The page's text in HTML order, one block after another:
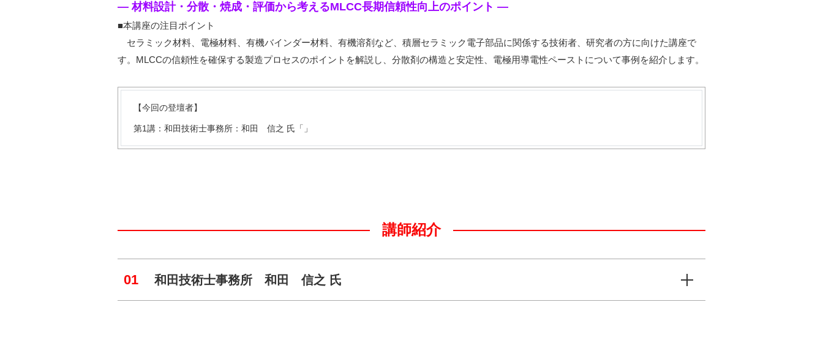
― 材料設計・分散・焼成・評価から考えるMLCC長期信頼性向上のポイント ―
■本講座の注目ポイント
セラミック材料、電極材料、有機バインダー材料、有機溶剤など、積層セラミック電子部品に関係する技術者、研究者の方に向けた講座で
す。MLCCの信頼性を確保する製造プロセスのポイントを解説し、分散剤の構造と安定性、電極用導電性ペーストについて事例を紹介します。
【今回の登壇者】
第1講：和田技術士事務所：和田 信之 氏「」
講師紹介
01 和田技術士事務所 和田 信之 氏